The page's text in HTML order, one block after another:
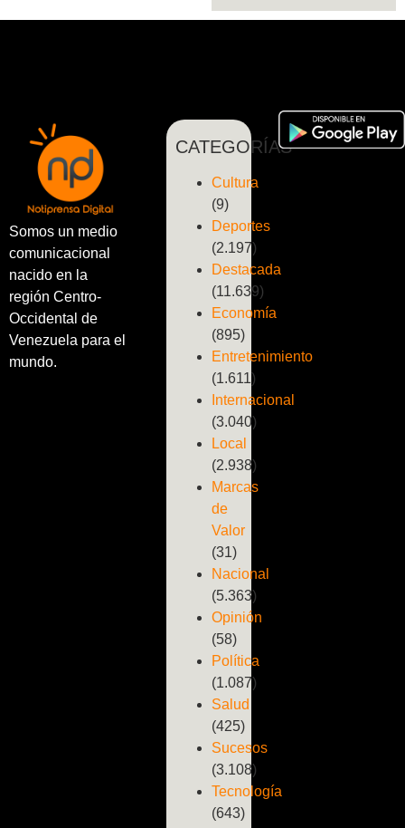
Somos un medio
comunicacional
nacido en la
región Centro-
Occidental de
Venezuela para el
mundo.
CATEGORÍAS
Cultura
(9)
Deportes
(2.197)
Destacada
(11.639)
Economía
(895)
Entretenimiento
(1.611)
Internacional
(3.040)
Local
(2.938)
Marcas
de
Valor
(31)
Nacional
(5.363)
Opinión
(58)
Política
(1.087)
Salud
(425)
Sucesos
(3.108)
Tecnología
(643)